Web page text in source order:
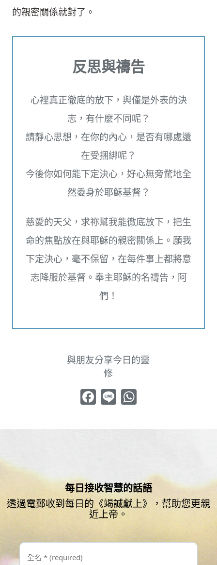
的親密關係就對了。
反思與禱告
心裡真正徹底的放下，與僅是外表的決
志，有什麼不同呢？
請靜心思想，在你的內心，是否有哪處還
在受捆綁呢？
今後你如何能下定決心，好心無旁騖地全
然委身於耶穌基督？
慈愛的天父，求祢幫我能徹底放下，把生
命的焦點放在與耶穌的親密關係上。願我
下定決心，毫不保留，在每件事上都將意
志降服於基督。奉主耶穌的名禱告，阿
們！
與朋友分享今日的靈
修
Facebook
Line WhatsApp
每日接收智慧的話語
透過電郵收到每日的《竭誠獻上》，幫助您更親
近上帝。